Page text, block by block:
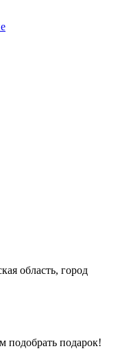
область, город